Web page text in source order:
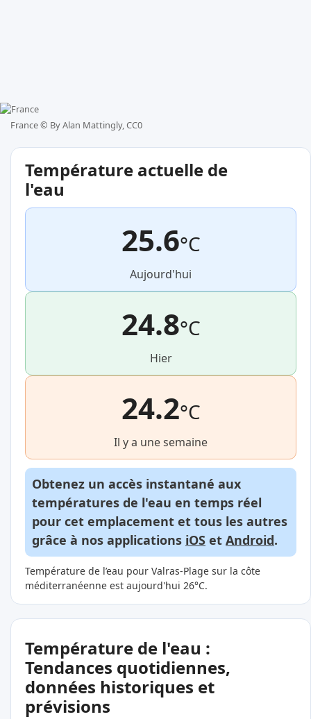
France © By Alan Mattingly, CC0
Température actuelle de
l'eau
25.6°C
Aujourd'hui
24.8°C
Hier
24.2°C
Il y a une semaine
Obtenez un accès instantané aux
températures de l'eau en temps réel
pour cet emplacement et tous les autres
grâce à nos applications iOS et Android.
Température de l’eau pour Valras-Plage sur la côte
méditerranéenne est aujourd'hui 26°C.
Température de l'eau :
Tendances quotidiennes,
données historiques et
prévisions